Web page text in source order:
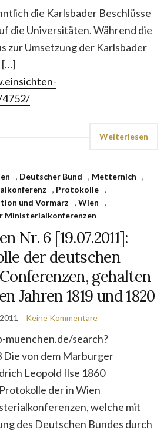
die Karlsbader Beschlüsse
die Universitäten. Während die
zur Umsetzung der Karlsbader
[…]
4752/
Weiterlesen
, Deutscher Bund , Metternich
,
, Protokolle ,
und Vormärz
, Wien
,
Ministerialkonferenzen
Nr. 6 [19.07.2011]:
der deutschen
gehalten
Jahren 1819 und 1820
Keine Kommentare
muenchen.de/search?
von dem Marburger
Leopold Ilse 1860
der in Wien
welche mit
des Deutschen Bundes durch